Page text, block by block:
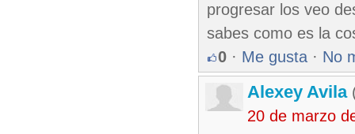
progresar los veo
sabes como es la
0 · Me gusta · No
Alexey Avila
20 de marzo